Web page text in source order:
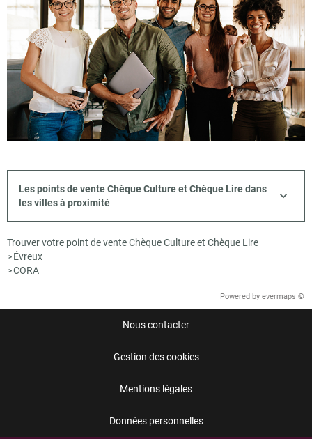
Les points de vente Chèque Culture et Chèque Lire dans
les villes à proximité
Trouver votre point de vente Chèque Culture et Chèque Lire
> Évreux
>CORA
Powered by evermaps ©
Nous contacter
Gestion des cookies
Mentions légales
Données personnelles